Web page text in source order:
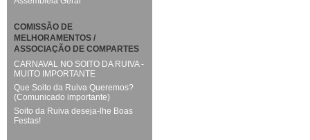
COMISSÃO DE
MELHORAMENTOS /
ASSOCIAÇÃO DE COMPARTES
CARNAVAL NO SOITO DA RUIVA -
MUITO IMPORTANTE
Que Soito da Ruiva Queremos?
(Comunicado importante)
Soito da Ruiva deseja-lhe Boas
Festas!